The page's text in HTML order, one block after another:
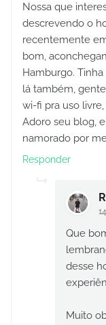
Nossa que
descrevendo o
recentemente
bom,
Hamburgo.
lá também,
wi-fi pra uso
Adoro seu blog,
namorado por
Responder
Que
desse
Muito